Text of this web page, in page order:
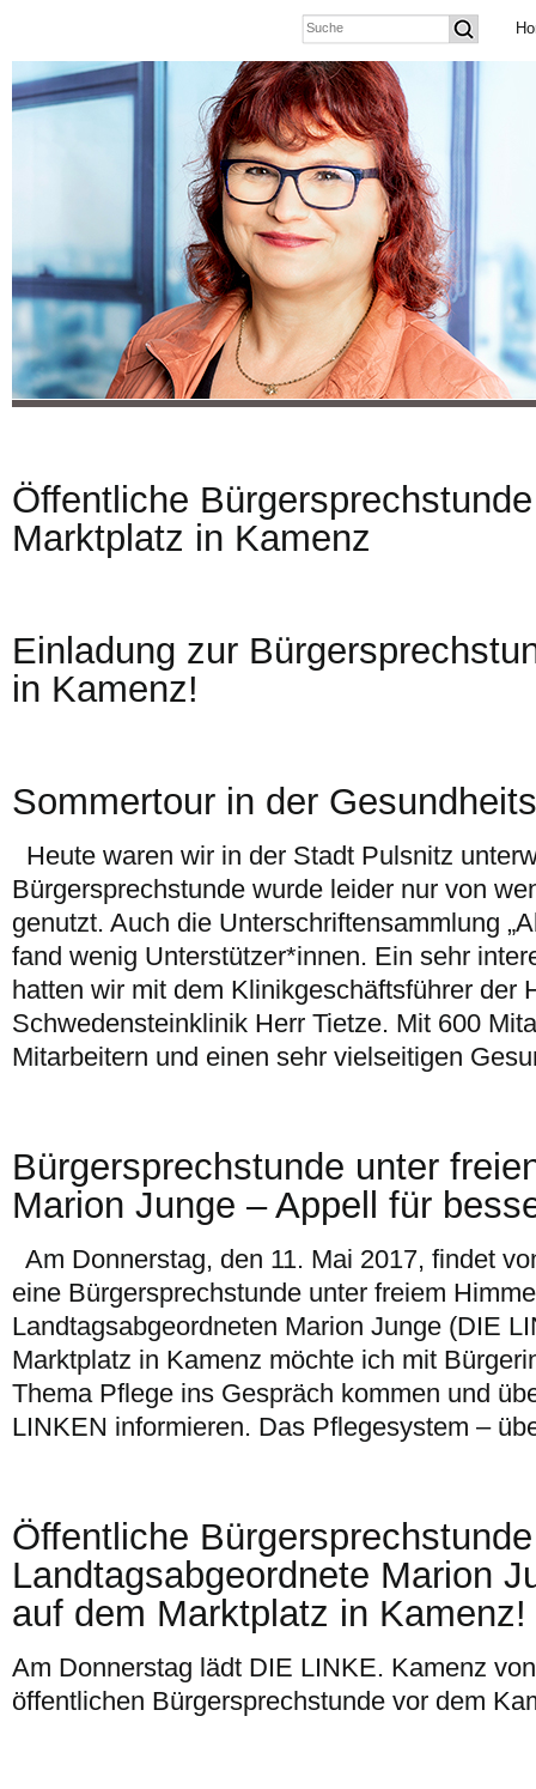
Öffentliche
Marktplatz in Kamenz
Einladung zur
in Kamenz!
Sommertour in der
Heute waren wir in der Stadt Pulsnitz
Bürgersprechstunde wurde leider nur von
genutzt. Auch die Unterschriftensammlung
fand wenig Unterstützer*innen. Ein sehr
hatten wir mit dem Klinikgeschäftsführer der
Schwedensteinklinik Herr Tietze. Mit 600
Mitarbeitern und einen sehr vielseitigen
Bürgersprechstunde unter
Marion Junge – Appell für
Am Donnerstag, den 11. Mai 2017, findet
eine Bürgersprechstunde unter freiem
Landtagsabgeordneten Marion Junge (DIE
Marktplatz in Kamenz möchte ich mit
Thema Pflege ins Gespräch kommen und
LINKEN informieren. Das Pflegesystem –
Öffentliche
Landtagsabgeordnete Marion
auf dem Marktplatz in Kamenz!
Am Donnerstag lädt DIE LINKE. Kamenz
öffentlichen Bürgersprechstunde vor dem